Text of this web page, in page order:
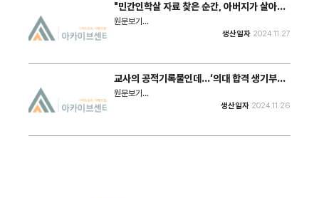
"민간인학살 자료 찾은 순간, 아버지가 살아돌
아온 것 같았다"
원문보기
: https://www.newsis.com/view/
희씨는 아버지가 집에서 돌아가신 줄만 알고 살아왔다고
한다. 그는 40대 후반에서야 아버지의 행방을 찾아야겠
다는 결심한다.
생산일자 2024.11.27
교사의 공적기록물인데…‘의대 합격 생기부
10만원에 팝니다’
원문보기
: https://www.hani.co.kr/arti/society/schooling/
서다. 개인이 상업적 목적으로 판매하는 행위는 해당 법
생산일자 2024.11.26